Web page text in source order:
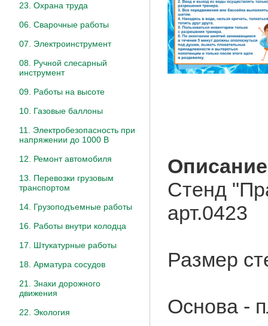
23. Охрана труда
06. Сварочные работы
07. Электроинструмент
08. Ручной слесарный
инструмент
09. Работы на высоте
10. Газовые баллоны
11. Электробезопасность при
напряжении до 1000 В
12. Ремонт автомобиля
13. Перевозки грузовым
транспортом
14. Грузоподъемные работы
16. Работы внутри колодца
17. Штукатурные работы
18. Арматура сосудов
21. Знаки дорожного
движения
22. Экология
Стенд
арт.0423
Размер
Основа -